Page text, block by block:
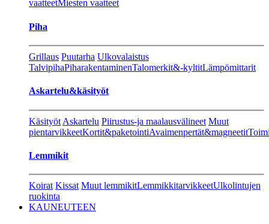
vaatteetMiesten vaatteet
Piha
Grillaus Puutarha Ulkovalaistus
TalvipihaPiharakentaminenTalomerkit&-kyltitLämpömittarit
Askartelu&käsityöt
Käsityöt Askartelu Piirustus-ja maalausvälineet Muut
pientarvikkeetKortit&paketointiAvaimenpertät&magneetit
Lemmikit
Koirat Kissat Muut lemmikitLemmikkitarvikkeetUlkolintujen
ruokinta
KAUNEUTEEN